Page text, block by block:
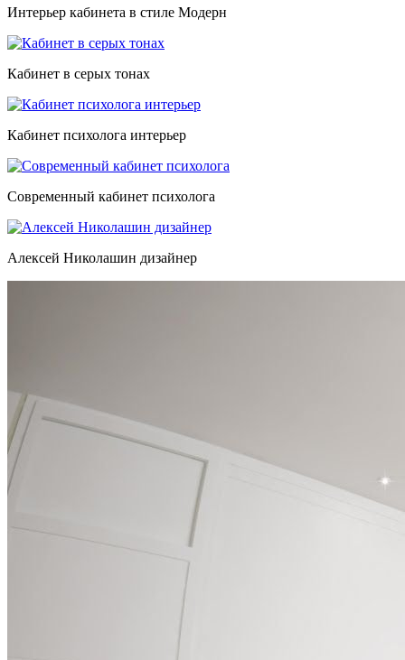
Интерьер кабинета в стиле Модерн
Кабинет в серых тонах
Кабинет психолога интерьер
Современный кабинет психолога
Алексей Николашин дизайнер